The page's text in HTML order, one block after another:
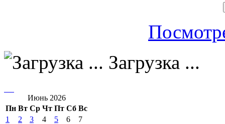
Загрузка ...
Июнь 2026
Пн Вт Ср Чт Пт Сб Вс
1 2 3 4 5 6
7